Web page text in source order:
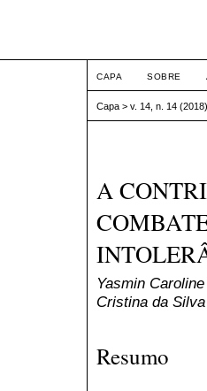
CAPA SOBRE
Capa > v. 14, n. 14 (2018)
A
Yasmin
Cristina da
Resumo